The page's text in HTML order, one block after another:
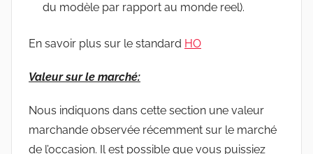
du modèle par rapport au monde reel).
En savoir plus sur le standard HO
Valeur sur le marché:
Nous indiquons dans cette section une valeur
marchande observée récemment sur le marché
de l’occasion. Il est possible que vous puissiez